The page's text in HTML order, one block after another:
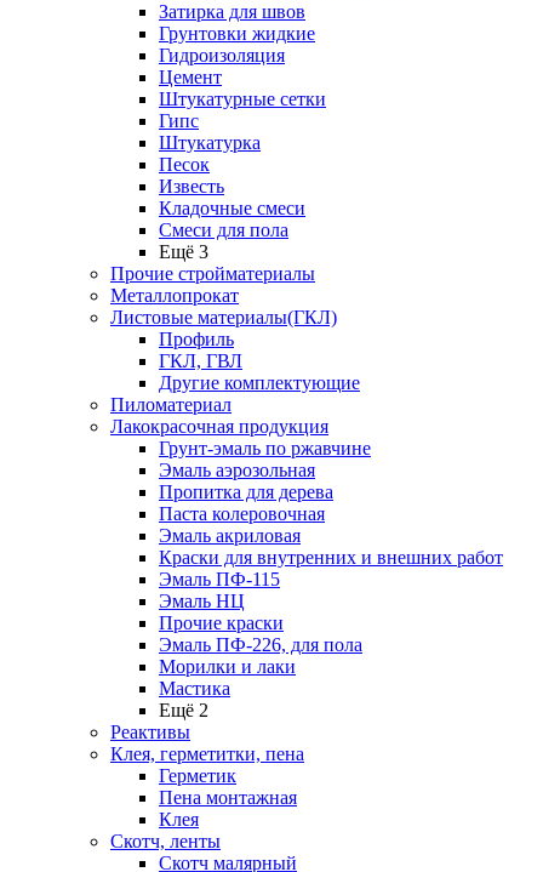
Затирка для швов
Грунтовки жидкие
Гидроизоляция
Цемент
Штукатурные сетки
Гипс
Штукатурка
Песок
Известь
Кладочные смеси
Смеси для пола
Ещё 3
Прочие стройматериалы
Металлопрокат
Листовые материалы(ГКЛ)
Профиль
ГКЛ, ГВЛ
Другие комплектующие
Пиломатериал
Лакокрасочная продукция
Грунт-эмаль по ржавчине
Эмаль аэрозольная
Пропитка для дерева
Паста колеровочная
Эмаль акриловая
Краски для внутренних и внешних работ
Эмаль ПФ-115
Эмаль НЦ
Прочие краски
Эмаль ПФ-226, для пола
Морилки и лаки
Мастика
Ещё 2
Реактивы
Клея, герметитки, пена
Герметик
Пена монтажная
Клея
Скотч, ленты
Скотч малярный